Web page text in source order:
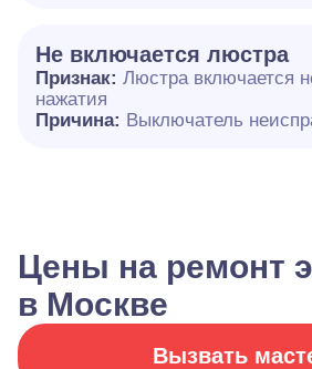
Не включается люстра
Признак: Люстра включается
нажатия
Причина: Выключатель
Цены на ремонт
в Москве
Вызвать